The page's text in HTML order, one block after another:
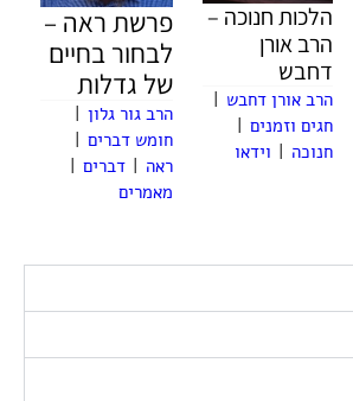
הלכות חנוכה –
הרב אורן
דחבש
הרב אורן דחבש |
חגים וזמנים |
חנוכה | וידאו
פרשת ראה –
לבחור בחיים
של גדלות
הרב גור גלון |
חומש דברים |
ראה | דברים |
מאמרים